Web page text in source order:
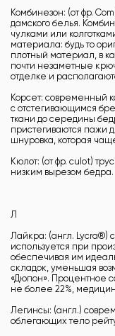
Комбинезон: (от фр.
дамского белья.
чулками или
материала: будь то
плотный материал, в
почти незаметные
отделке и
Корсет: современный
с отстегивающимся
ткани до середины
пристегиваются пажи
шнуровка, которая
Кюлот: (от фр. culot)
низким вырезом бедра.
Л
Лайкра: (англ. Lycra®)
используется при
обеспечивая им
складок, уменьшая
«Дюпон». Процентное
не более 22%,
Легинсы: (англ.)
облегающих тело